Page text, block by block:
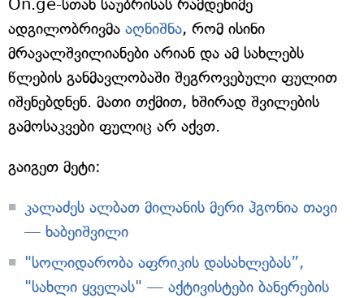
On.ge-სთან საუბრისას რამდენიმე
ადგილობრივმა აღნიშნა, რომ ისინი
მრავალშვილიანები არიან და ამ სახლებს
წლების განმავლობაში შეგროვებული ფულით
იშენებდნენ. მათი თქმით, ხშირად შვილების
გამოსაკვები ფულიც არ აქვთ.
გაიგეთ მეტი:
კალაძეს ალბათ მილანის მერი ჰგონია თავი
— ხაბეიშვილი
"სოლიდარობა აფრიკის დასახლებას”,
"სახლი ყველას" — აქტივისტები ბანერების